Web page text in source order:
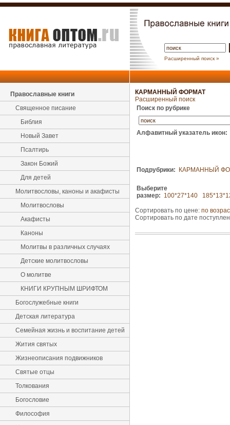
Расширенный поиск »
Православные книги
Священное писание
Библия
Новый Завет
Псалтирь
Закон Божий
Для детей
Молитвословы, каноны и акафисты
Молитвословы
Акафисты
Каноны
Молитвы в различных случаях
Детские молитвословы
О молитве
КНИГИ КРУПНЫМ ШРИФТОМ
Богослужебные книги
Детская литература
Семейная жизнь и воспитание детей
Жития святых
Жизнеописания подвижников
Святые отцы
Толкования
Богословие
Философия
КАРМАННЫЙ ФОРМАТ
Расширенный поиск
Поиск по рубрике
Алфавитный указатель икон:
Подрубрики: КАРМАННЫЙ
Выберите
размер: 100*27*140
Сортировать по цене: по
Сортировать по дате